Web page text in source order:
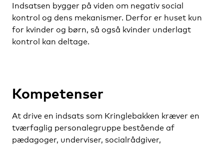
Indsatsen bygger på viden om negativ social
kontrol og dens mekanismer. Derfor er huset kun
for kvinder og børn, så også kvinder underlagt
kontrol kan deltage.
Kompetenser
At drive en indsats som Kringlebakken kræver en
tværfaglig personalegruppe bestående af
pædagoger, underviser, socialrådgiver,